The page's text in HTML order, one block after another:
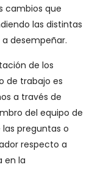
cambios que
las distintas
desempeñar.
de los
de trabajo es
a través de
del equipo de
preguntas o
respecto a
en la